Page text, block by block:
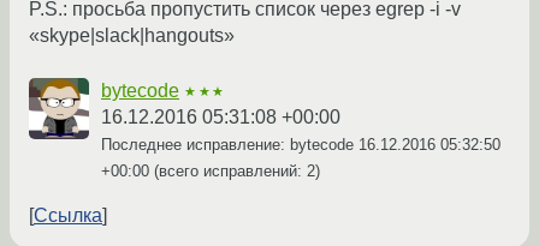
P.S.: просьба пропустить список через egrep -i -v
«skype|slack|hangouts»
bytecode ★★★
16.12.2016 05:31:08 +00:00
Последнее исправление: bytecode 16.12.2016 05:32:50
+00:00 (всего исправлений: 2)
Ссылка